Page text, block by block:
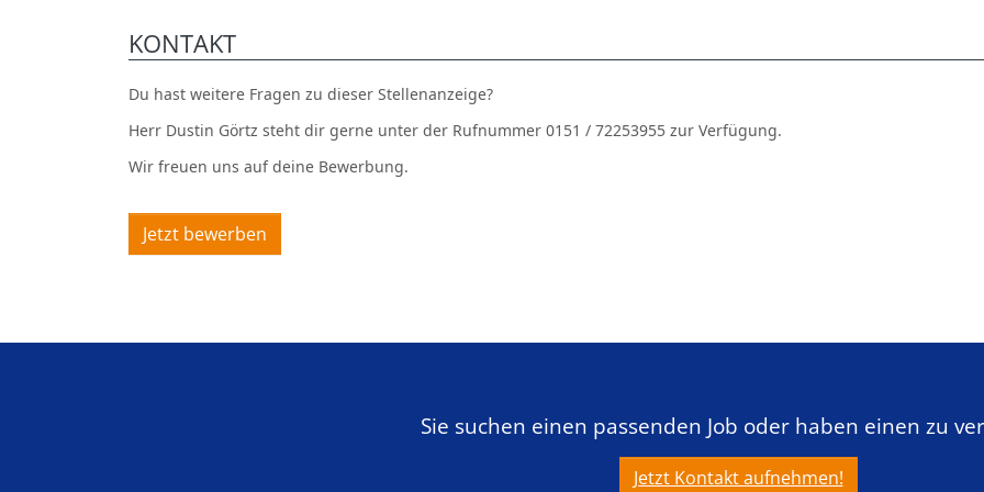
KONTAKT
Du hast weitere Fragen zu dieser Stellenanzeige?
Herr Dustin Görtz steht dir gerne unter der Rufnummer 0151 / 72253955 zur Verfügung.
Wir freuen uns auf deine Bewerbung.
Jetzt bewerben
Sie suchen einen passenden Job oder haben einen zu
Jetzt Kontakt aufnehmen!